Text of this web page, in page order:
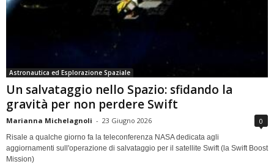
Astronautica ed Esplorazione Spaziale
Un salvataggio nello Spazio: sfidando la
gravità per non perdere Swift
Marianna Michelagnoli - 23 Giugno 2026 0
Risale a qualche giorno fa la teleconferenza NASA dedicata agli
aggiornamenti sull'operazione di salvataggio per il satellite Swift (la Swift Boost
Mission)